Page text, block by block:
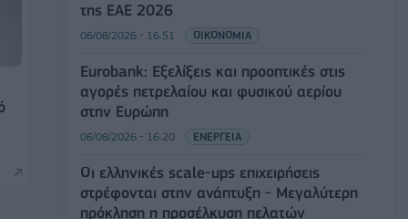
της ΕΑΕ 2026
06/08/2026 - 16:51 ΟΙΚΟΝΟΜΙΑ
Eurobank: Εξελίξεις και προοπτικές στις
αγορές πετρελαίου και φυσικού αερίου
στην Ευρώπη
06/08/2026 - 16:20 ΕΝΕΡΓΕΙΑ
Οι ελληνικές scale-ups επιχειρήσεις
στρέφονται στην ανάπτυξη - Μεγαλύτερη
πρόκληση η προσέλκυση πελατών